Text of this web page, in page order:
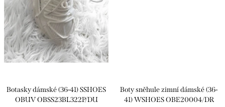
Botasky dámské (36-41) SSHOES
OBUV OBSS23BL322P/DU
Boty sněhule zimní dámské (36-
41) WSHOES OBE20004/DR